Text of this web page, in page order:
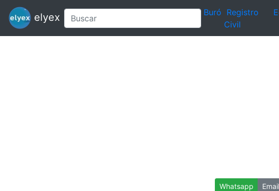
elyex Buró Registro
Civil
Whatsapp Email